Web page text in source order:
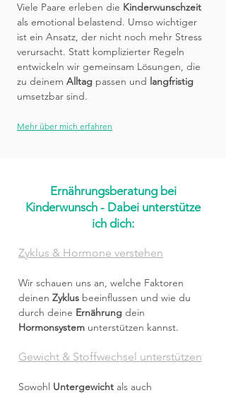
Viele Paare erleben die Kinderwunschzeit
als emotional belastend. Umso wichtiger
ist ein Ansatz, der nicht noch mehr Stress
verursacht. Statt komplizierter Regeln
entwickeln wir gemeinsam Lösungen, die
zu deinem Alltag passen und langfristig
umsetzbar sind.
Mehr über mich erfahren
Ernährungsberatung bei
Kinderwunsch - Dabei unterstütze
ich dich:
Zyklus & Hormone verstehen
Wir schauen uns an, welche Faktoren
deinen Zyklus beeinflussen und wie du
durch deine Ernährung dein
Hormonsystem unterstützen kannst.
Gewicht & Stoffwechsel unterstützen
Sowohl Untergewicht als auch